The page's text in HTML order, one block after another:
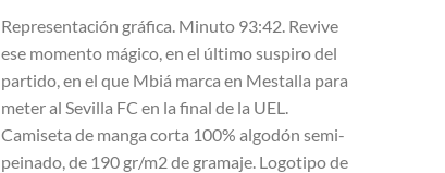
precio
original
era:
22,95€.
actual
es:
18,95€.
Representación gráfica. Minuto 93:42. Revive
ese momento mágico, en el último suspiro del
partido, en el que Mbiá marca en Mestalla para
meter al Sevilla FC en la final de la UEL.
Camiseta de manga corta 100% algodón semi-
peinado, de 190 gr/m2 de gramaje. Logotipo de